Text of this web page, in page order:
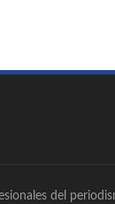
del